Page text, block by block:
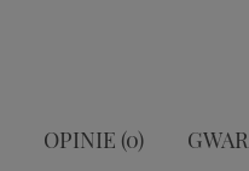
OPINIE (0)